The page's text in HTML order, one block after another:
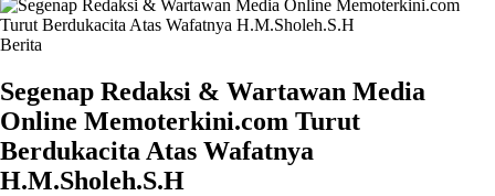
Berita
Segenap Redaksi & Wartawan Media
Online Memoterkini.com Turut
Berdukacita Atas Wafatnya
H.M.Sholeh.S.H